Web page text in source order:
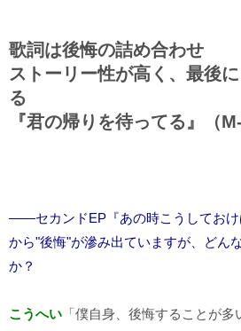
歌詞は後悔の詰め合わせ
ストーリー性が高く、最後
る
『君の帰りを待ってる』（M-
――セカンドEP『あの時こうしておけ
から"後悔"が滲み出ていますが、どん
か？
こうへい 「僕自身、後悔することが多